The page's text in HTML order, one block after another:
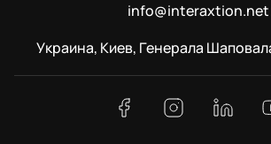
info@interaxtion.net
Украина, Киев, Генерала